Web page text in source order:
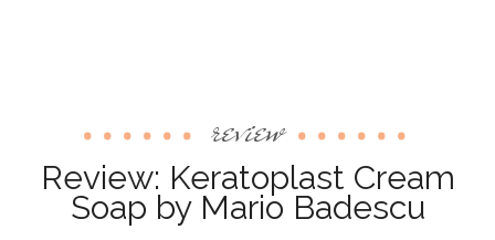
review
Review: Keratoplast Cream
Soap by Mario Badescu